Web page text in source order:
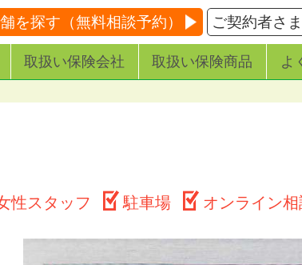
を探す（無料相談予約） ご契約者さ
取扱い保険会社 取扱い保険商品 よ
性スタッフ 駐車場 オンライン